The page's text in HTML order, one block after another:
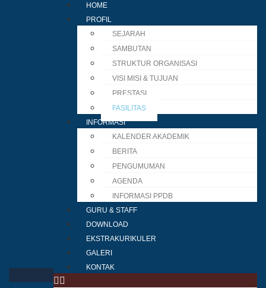
HOME
PROFIL
SEJARAH
SAMBUTAN
STRUKTUR ORGANISASI
VISI MISI & TUJUAN
PRESTASI
FASILITAS
INFORMASI
KALENDER AKADEMIK
BERITA
PENGUMUMAN
AGENDA
INFORMASI PPDB
GURU & STAFF
DOWNLOAD
EKSTRAKURIKULER
GALERI
KONTAK